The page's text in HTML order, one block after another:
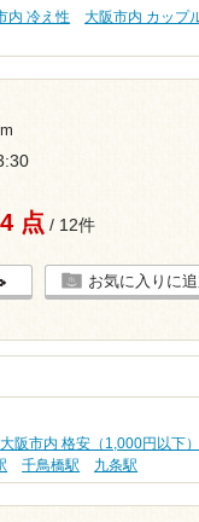
内 冷え性 大阪市内 カップ
点 / 12件
お気に入りに
大阪市内 格安（1,000円以下）
千鳥橋駅 九条駅